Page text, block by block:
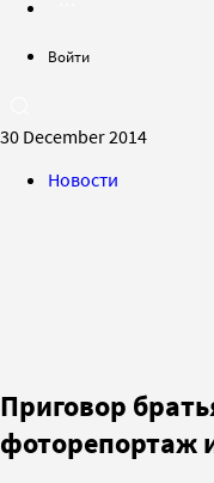
Войти
30 December 2014
Новости
Приговор
фоторепортаж